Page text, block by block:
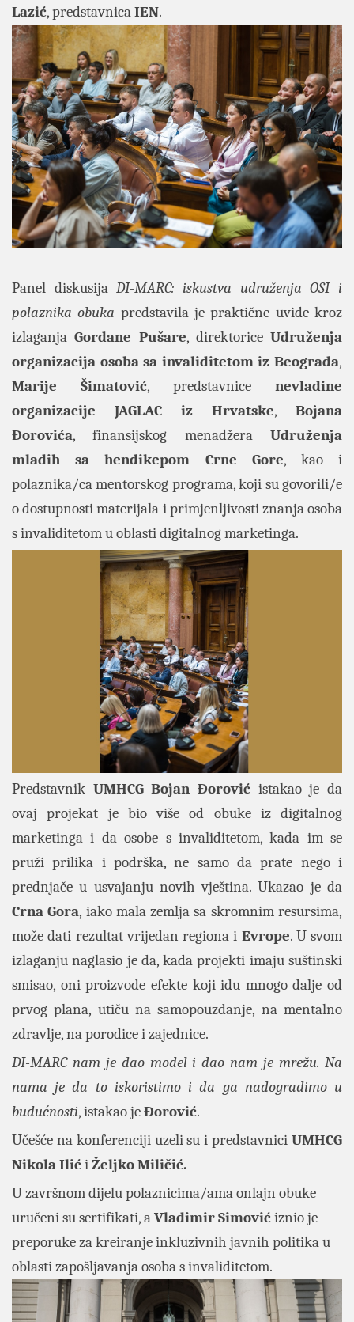
Lazić, predstavnicaIEN.
Panel diskusijaDI-MARC: iskustva udruženja OSI i
polaznika obuka predstavila je praktične uvide kroz
izlaganjaGordane Pušare, direktorice Udruženja
organizacija osoba sa invaliditetom iz Beograda,
Marije Šimatović, predstavnice nevladine
organizacije JAGLAC iz Hrvatske, Bojana
Đorovića, finansijskog menadžera Udruženja
mladih sa hendikepom Crne Gore, kao i
polaznika/ca mentorskog programa, koji su govorili/e
o dostupnosti materijala i primjenljivosti znanja osoba
s invaliditetom u oblasti digitalnog marketinga.
Predstavnik UMHCG Bojan Đorović istakao je da
ovaj projekat je bio više od obuke iz digitalnog
marketinga i da osobe s invaliditetom, kada im se
pruži prilika i podrška, ne samo da prate nego i
prednjače u usvajanju novih vještina. Ukazao je da
Crna Gora, iako mala zemlja sa skromnim resursima,
može dati rezultat vrijedan regiona i Evrope. U svom
izlaganju naglasio je da, kada projekti imaju suštinski
smisao, oni proizvode efekte koji idu mnogo dalje od
prvog plana, utiču na samopouzdanje, na mentalno
zdravlje, na porodice i zajednice.
DI-MARC nam je dao model i dao nam je mrežu. Na
nama je da to iskoristimo i da ga nadogradimo u
budućnosti, istakao jeĐorović.
Učešće na konferenciji uzeli su i predstavnici UMHCG
Nikola IlićiŽeljko Miličić.
U završnom dijelu polaznicima/ama onlajn obuke
uručeni su sertifikati, aVladimir Simovićiznio je
preporuke za kreiranje inkluzivnih javnih politika u
oblasti zapošljavanja osoba s invaliditetom.